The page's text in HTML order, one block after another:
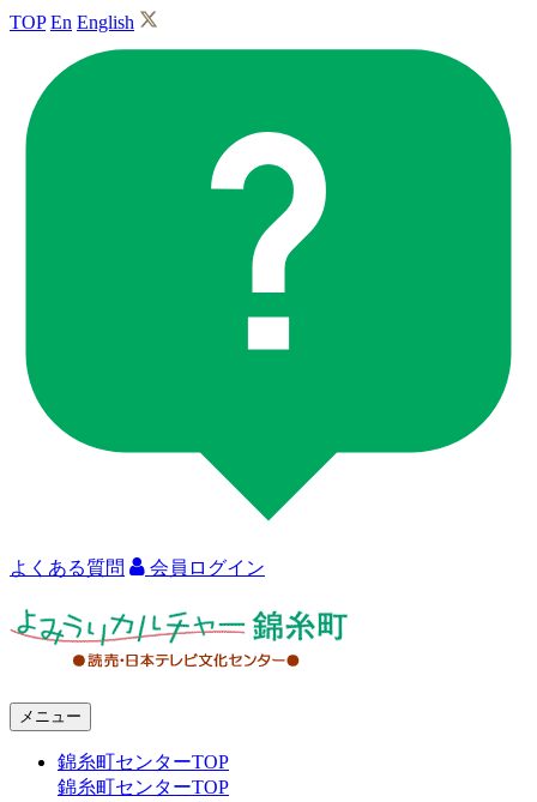
TOP En English
よくある質問 会員ログイン
メニュー
錦糸町センターTOP
錦糸町センターTOP